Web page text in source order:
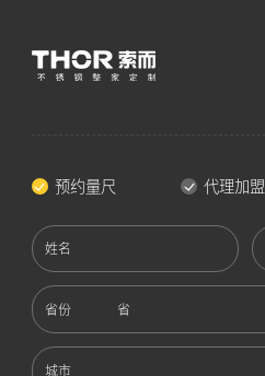
预约量尺 代理加盟
姓名
省份
城市